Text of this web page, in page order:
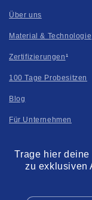
Über uns
Material & Technologie
Zertifizierungen¹
100 Tage Probesitzen
Blog
Für Unternehmen
Trage hier
zu exklusiven